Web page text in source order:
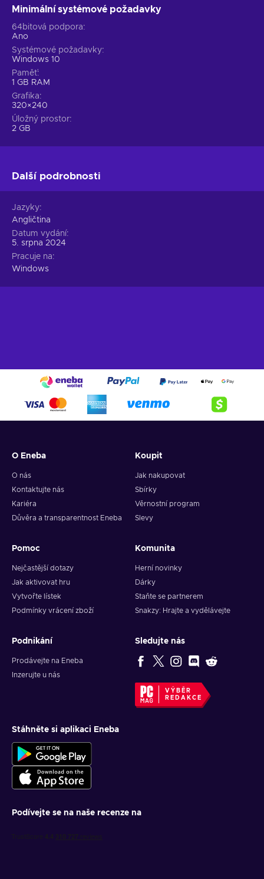
Minimální systémové požadavky
64bitová podpora
Ano
Systémové požadavky
Windows 10
Paměť
1 GB RAM
Grafika
320×240
Úložný prostor
2 GB
Další podrobnosti
Jazyky
Angličtina
Datum vydání
5. srpna 2024
Pracuje na
Windows
O Eneba
O nás
Kontaktujte nás
Kariéra
Důvěra a transparentnost Eneba
Koupit
Jak nakupovat
Sbírky
Věrnostní program
Slevy
Pomoc
Nejčastější dotazy
Jak aktivovat hru
Vytvořte lístek
Podmínky vrácení zboží
Komunita
Herní novinky
Dárky
Staňte se partnerem
Snakzy: Hrajte a vydělávejte
Podnikání
Prodávejte na Eneba
Inzerujte u nás
Sledujte nás
VÝBĚR
REDAKCE
Stáhněte si aplikaci Eneba
Podívejte se na naše recenze na